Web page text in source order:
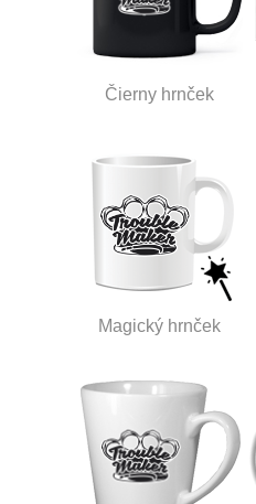
Čierny hrnček
Magický hrnček